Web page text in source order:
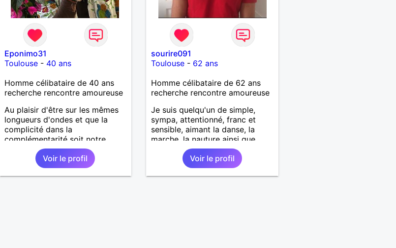
Eponimo31
Toulouse- 40 ans
Homme célibataire de 40 ans
recherche rencontre amoureuse
Au plaisir d'être sur les mêmes
longueurs d'ondes et que la
complicité dans la
complémentarité soit notre
inimaginable complétude à
durée indéterminée....
Voir le profil
sourire091
Toulouse - 62 ans
Homme célibataire de 62 ans
recherche rencontre amoureuse
Je suis quelqu'un de simple,
sympa, attentionné, franc et
sensible, aimant la danse, la
marche, la nauture ainsi que
toutes les choses simples de la
vie, je suis à la recherche d'une
relation amoureuse sérieuse et
durable basée sur la confiance
Voir le profil